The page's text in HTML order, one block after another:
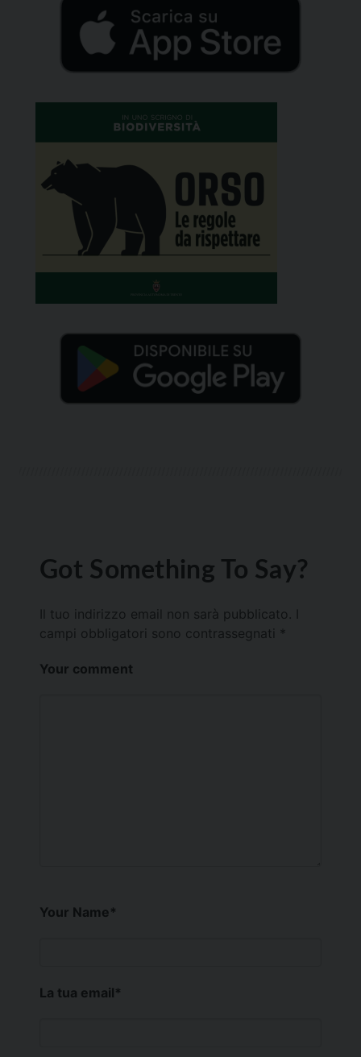
Got Something To Say?
Il tuo indirizzo email non sarà pubblicato.
campi obbligatori sono contrassegnati *
Your comment
Your Name*
La tua email*